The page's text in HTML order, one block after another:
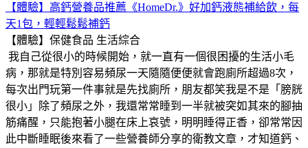
【體驗】高鈣營養品推薦《HomeDr.》好加鈣液態補給飲，每
天1包，輕輕鬆鬆補鈣
【體驗】保健食品 生活綜合
我自己從很小的時候開始，就一直有一個很困擾的生活小毛
病，那就是特別容易頻尿一天隨隨便便就會跑廁所超過8次，
每次出門玩第一件事就是先找廁所，朋友都笑我是不是「膀胱
很小」除了頻尿之外，我還常常睡到一半就被突如其來的腳抽
筋痛醒，只能抱著小腿在床上哀號，明明睡得正香，卻常常因
此中斷睡眠後來看了一些營養師分享的衛教文章，才知道鈣、